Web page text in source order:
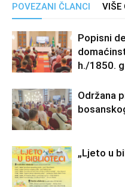
POVEZANI ČLANCI VIŠE
Popisni
h./1850.
Održana
„Ljeto u